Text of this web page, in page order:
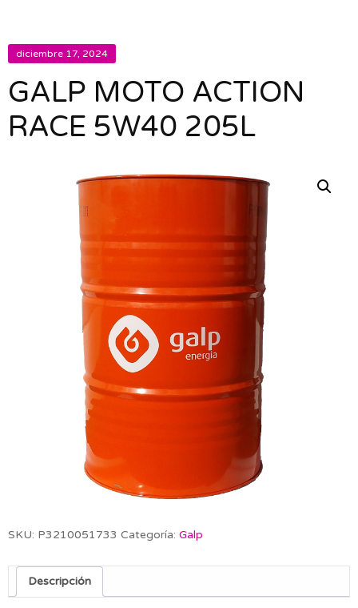
diciembre 17, 2024
GALP MOTO ACTION
RACE 5W40 205L
SKU: P3210051733 Categoría: Galp
Descripción